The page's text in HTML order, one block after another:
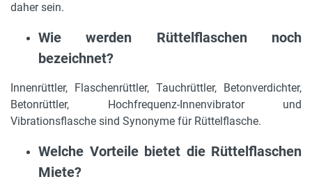
daher sein.
Wie werden Rüttelflaschen noch
bezeichnet?
Innenrüttler, Flaschenrüttler, Tauchrüttler, Betonverdichter,
Betonrüttler, Hochfrequenz-Innenvibrator und
Vibrationsflasche sind Synonyme für Rüttelflasche.
Welche Vorteile bietet die Rüttelflaschen
Miete?